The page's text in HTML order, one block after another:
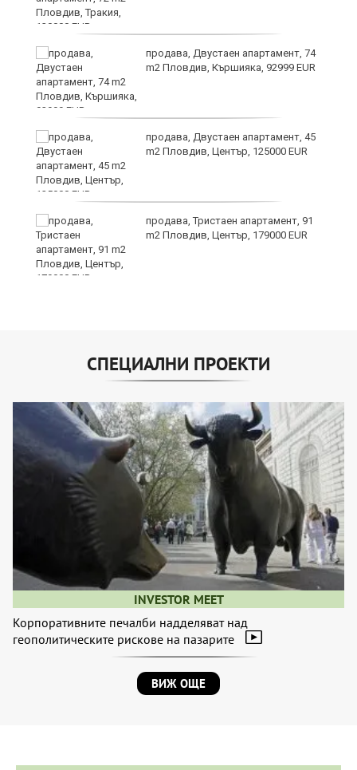
продава, Двустаен апартамент, 74
m2 Пловдив, Кършияка, 92999 EUR
продава, Двустаен апартамент, 45
m2 Пловдив, Център, 125000 EUR
продава, Тристаен апартамент, 91
m2 Пловдив, Център, 179000 EUR
СПЕЦИАЛНИ ПРОЕКТИ
INVESTOR MEET
Корпоративните печалби надделяват над
геополитическите рискове на пазарите
ВИЖ ОЩЕ